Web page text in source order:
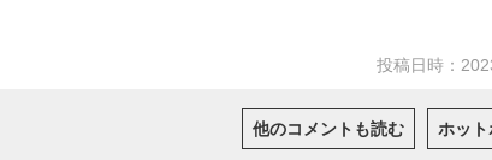
投稿日時：
他のコメントも読む ホッ